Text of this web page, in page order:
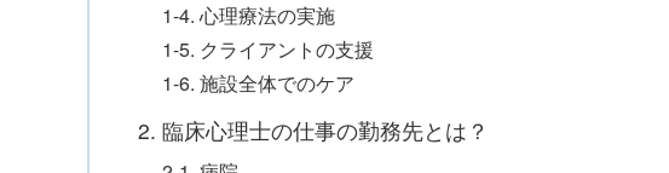
1-4. 心理療法の実施
1-5. クライアントの支援
1-6. 施設全体でのケア
2. 臨床心理士の仕事の勤務先とは？